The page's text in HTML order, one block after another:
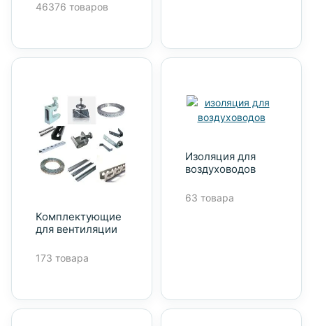
46376 товаров
Комплектующие
для вентиляции
173 товара
Изоляция для
воздуховодов
63 товара